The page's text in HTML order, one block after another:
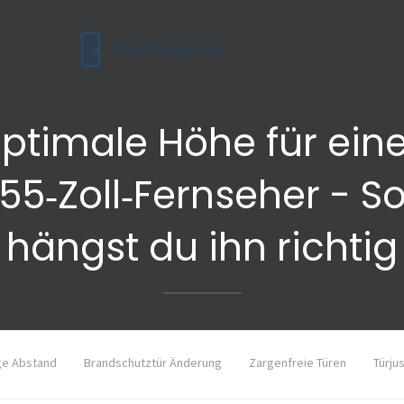
Höhe für
55‑Zoll‑Fernseher - So
hängst du ihn richtig
Abstand Brandschutztür Änderung Zargenfreie Türen